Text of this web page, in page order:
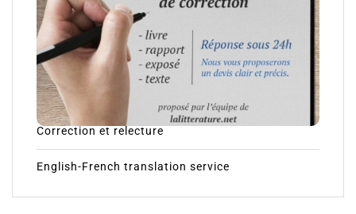
Correction et relecture
English-French translation service